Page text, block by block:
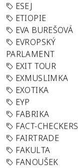
ESEJ
ETIOPIE
EVA BUREŠOVÁ
EVROPSKÝ
PARLAMENT
EXIT TOUR
EXMUSLIMKA
EXOTIKA
EYP
FABRIKA
FACT-CHECKERS
FAIRTRADE
FAKULTA
FANOUŠEK